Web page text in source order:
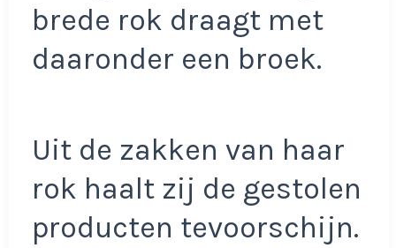
brede rok draagt met
daaronder een broek.
Uit de zakken van haar
rok haalt zij de gestolen
producten tevoorschijn.